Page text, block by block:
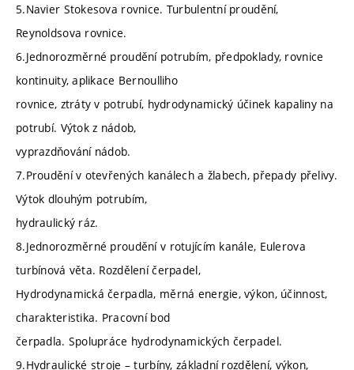
5.Navier Stokesova rovnice. Turbulentní proudění,
Reynoldsova rovnice.
6.Jednorozměrné proudění potrubím, předpoklady, rovnice
kontinuity, aplikace Bernoulliho
rovnice, ztráty v potrubí, hydrodynamický účinek kapaliny na
potrubí. Výtok z nádob,
vyprazdňování nádob.
7.Proudění v otevřených kanálech a žlabech, přepady přelivy.
Výtok dlouhým potrubím,
hydraulický ráz.
8.Jednorozměrné proudění v rotujícím kanále, Eulerova
turbínová věta. Rozdělení čerpadel,
Hydrodynamická čerpadla, měrná energie, výkon, účinnost,
charakteristika. Pracovní bod
čerpadla. Spolupráce hydrodynamických čerpadel.
9.Hydraulické stroje – turbíny, základní rozdělení, výkon,